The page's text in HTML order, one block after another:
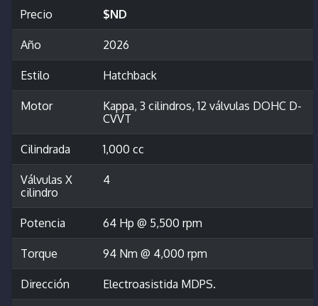
Precio $ND
Año 2026
Estilo Hatchback
Motor
Kappa, 3 cilindros, 12 válvulas DOHC D-
CVVT
Cilindrada 1,000 cc
Válvulas X
cilindro
4
Potencia 64 Hp @ 5,500 rpm
Torque 94 Nm @ 4,000 rpm
Dirección Electroasistida MDPS.